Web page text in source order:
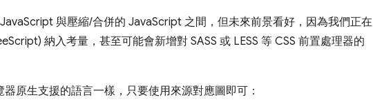
與壓縮/合併的 JavaScript 之間，但未來前景看好，因為我們正在
納入考量，甚至可能會新增對 SASS 或 LESS 等 CSS 前置處理器的
原生支援的語言一樣，只要使用來源對應圖即可：